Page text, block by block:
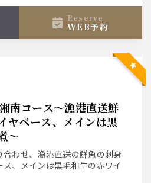
reserve
WEB予約
南コース～漁港直送鮮
ヤベース、メインは黒
～
わせ、漁港直送の鮮魚の刺身
、メインは黒毛和牛の赤ワイ